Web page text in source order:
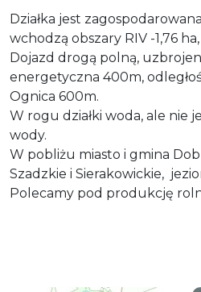
Działka jest
wchodzą obszary RIV -1,76 ha,
Dojazd drogą polną,
energetyczna 400m,
Ognica 600m.
W rogu działki woda, ale nie
wody.
W pobliżu miasto i gmina
Szadzkie i Sierakowickie,
Polecamy pod produkcję